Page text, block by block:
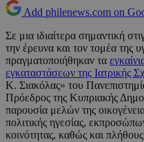
Add philenews.com on
Σε μια ιδιαίτερα σημαντική
την έρευνα και τον τομέα της
πραγματοποιήθηκαν τα
εγκαταστάσεων της Ιατρικής
Κ. Σιακόλας» του
Πρόεδρος της Κυπριακής
παρουσία μελών της
πολιτικής ηγεσίας,
κοινότητας, καθώς και